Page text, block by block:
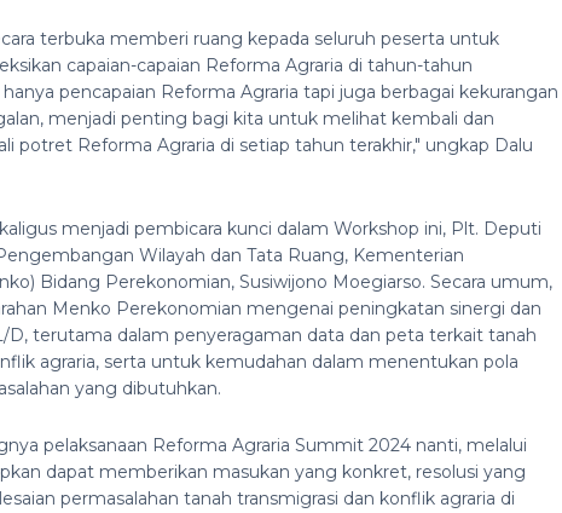
terbuka memberi ruang kepada seluruh peserta untuk
capaian-capaian Reforma Agraria di tahun-tahun
pencapaian Reforma Agraria tapi juga berbagai kekurangan
menjadi penting bagi kita untuk melihat kembali dan
potret Reforma Agraria di setiap tahun terakhir," ungkap Dalu
menjadi pembicara kunci dalam Workshop ini, Plt. Deputi
Wilayah dan Tata Ruang, Kementerian
Bidang Perekonomian, Susiwijono Moegiarso. Secara umum,
Menko Perekonomian mengenai peningkatan sinergi dan
D, terutama dalam penyeragaman data dan peta terkait tanah
agraria, serta untuk kemudahan dalam menentukan pola
yang dibutuhkan.
pelaksanaan Reforma Agraria Summit 2024 nanti, melalui
dapat memberikan masukan yang konkret, resolusi yang
permasalahan tanah transmigrasi dan konflik agraria di